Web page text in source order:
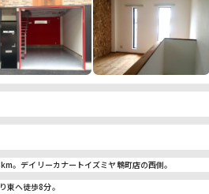
。デイリーカナートイズミヤ鵯町店の西側。
東へ徒歩8分。